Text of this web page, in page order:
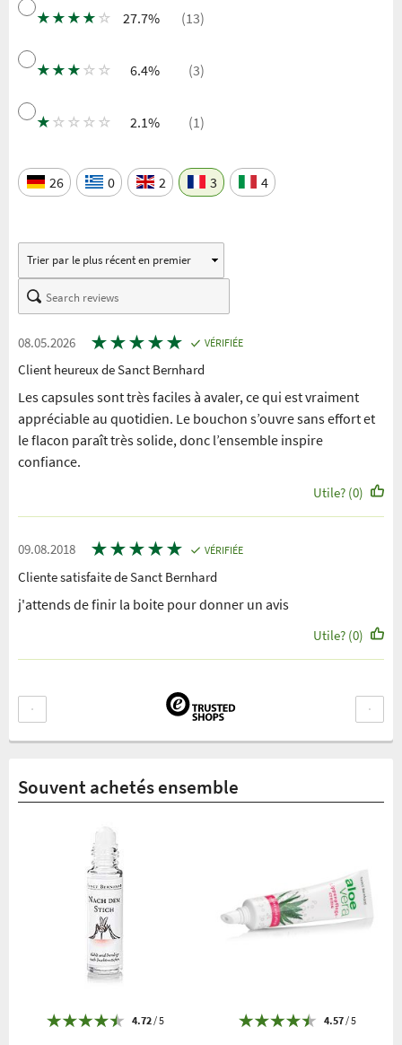
★ ★ ★ ★ ☆ 27.7% (13)
★ ★ ★ ☆ ☆ 6.4% (3)
★ ☆ ☆ ☆ ☆ 2.1% (1)
26 0 2 3 4
08.05.2026 ★★★★★ VÉRIFIÉE
Client heureux de Sanct Bernhard
Les capsules sont très faciles à avaler, ce qui est vraiment
appréciable au quotidien. Le bouchon s’ouvre sans effort et
le flacon paraît très solide, donc l’ensemble inspire
confiance.
Utile? (0)
09.08.2018 ★★★★★ VÉRIFIÉE
Cliente satisfaite de Sanct Bernhard
j'attends de finir la boite pour donner un avis
Utile? (0)
Souvent achetés ensemble
4.72/ 5 4.57/ 5